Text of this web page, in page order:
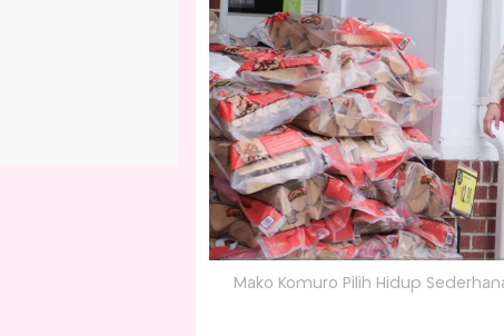
Mako Komuro Pilih Hidup